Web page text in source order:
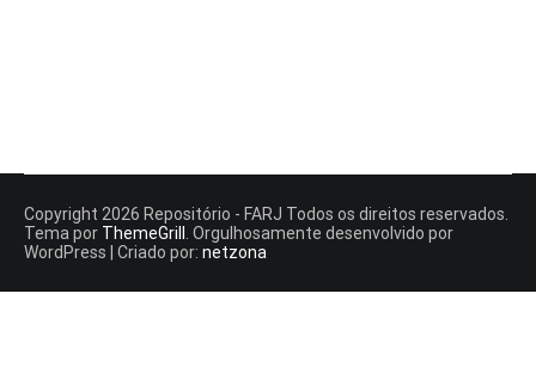
Copyright 2026 Repositório - FARJ Todos os direitos reservados.
Tema por ThemeGrill
. Orgulhosamente desenvolvido por
WordPress | Criado por: netzona